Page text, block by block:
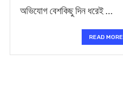
অভিযোগ বেশকিছু দিন ধরেই …
READ MORE